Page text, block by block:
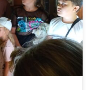
молитву в
воды святого
ужин и, конечно,
понравилась
Все […]